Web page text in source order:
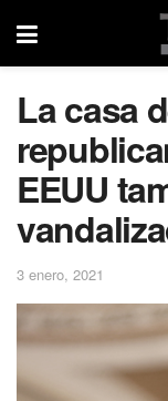
La casa
EEUU
3 enero, 2021